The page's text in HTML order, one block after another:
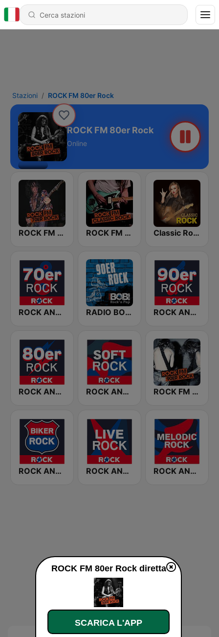
Stazioni ROCK FM 80er Rock
ROCK FM 80er Rock
Online
ROCK FM 70ER ROCK ROCK FM CLASSIC ROCK Classic Rock Station
ROCK ANTENNE 70er Rock RADIO BOB! 90er Rock ROCK ANTENNE 90er Rock
ROCK ANTENNE 80er Rock ROCK ANTENNE Soft Rock ROCK FM 90ER ROCK
ROCK ANTENNE Biker Rock ROCK ANTENNE Live Rock ROCK ANTENNE Melodic Rock
ROCK FM 80er Rock diretta
SCARICA L'APP